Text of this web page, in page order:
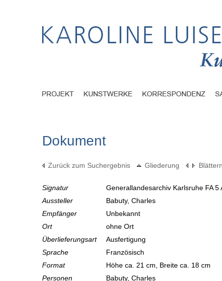
Dokument
Zurück zum Suchergebnis Gliederung
Signatur
Generallandesarchiv Karlsruhe FA
Aussteller
Babuty, Charles
Empfänger
Unbekannt
Ort
ohne Ort
Überlieferungsart
Ausfertigung
Sprache
Französisch
Format
Höhe ca. 21 cm, Breite ca. 18 cm
Personen
Babuty, Charles